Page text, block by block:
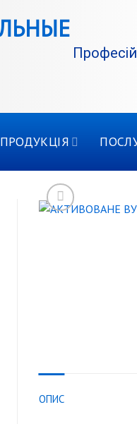
ПРОДУКЦІЯ
ОПИС